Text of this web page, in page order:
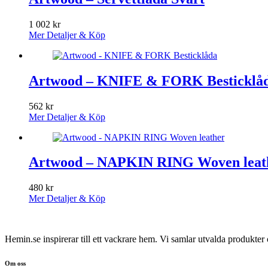
1 002 kr
Mer Detaljer & Köp
Artwood – KNIFE & FORK
562 kr
Mer Detaljer & Köp
Artwood – NAPKIN RING Woven
480 kr
Mer Detaljer & Köp
Hemin.se inspirerar till ett vackrare hem. Vi samlar utvalda
Om oss